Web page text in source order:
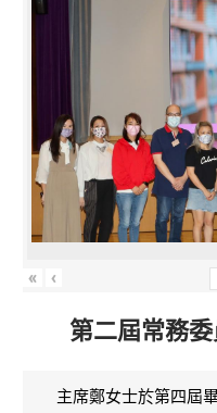
« ‹
第二屆常務
主席鄭女士於第四屆